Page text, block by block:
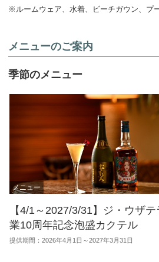
※ルームウェア、水着、ビーチガウン、プ
メニューのご案内
季節のメニュー
【4/1～2027/3/31】ジ・ウザテ
業10周年記念泡盛カクテル
提供期間：2026年4月1日～2027年3月31日